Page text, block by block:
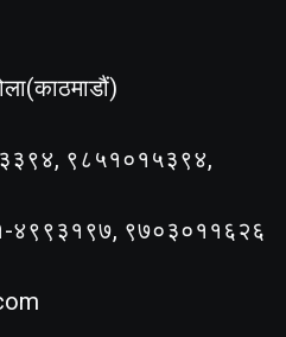
९८५१०१५३९४,
०१-४९९३१९७, ९७०३०११६२६